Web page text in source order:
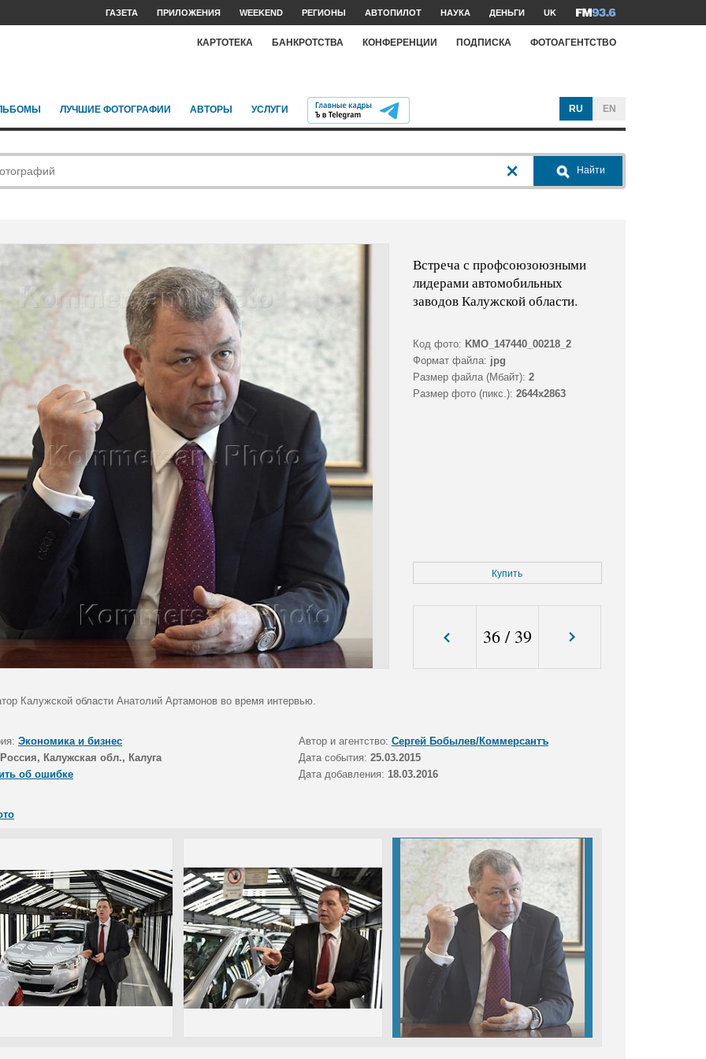
ГАЗЕТА ПРИЛОЖЕНИЯ WEEKEND РЕГИОНЫ АВТОПИЛОТ НАУКА ДЕНЬГИ UK
КАРТОТЕКА БАНКРОТСТВА КОНФЕРЕНЦИИ ПОДПИСКА ФОТОАГЕНТСТВО
ЛУЧШИЕ ФОТОГРАФИИ АВТОРЫ УСЛУГИ RU EN
Найти
Встреча с профсоюзоюзными
лидерами автомобильных
заводов Калужской области.
Код фото: KMO_147440_00218_2
Формат файла: jpg
Размер файла (Мбайт): 2
Размер фото (пикс.): 2644x2863
Купить
36/ 39
Калужской области Анатолий Артамонов во время интервью.
Экономика и бизнес Автор и агентство: Сергей Бобылев/Коммерсантъ
Россия, Калужская обл., Калуга Дата события: 25.03.2015
об ошибке
Дата добавления: 18.03.2016